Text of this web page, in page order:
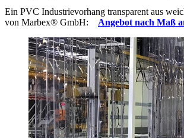
Ein PVC Industrievorhang transparent aus
von Marbex® GmbH: Angebot nach Maß